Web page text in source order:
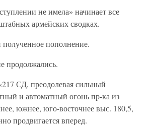
не имела» начинает все
армейских сводках.
пополнение.
продолжались.
СД, преодолевая сильный
и автоматный огонь пр-ка из
южнее, юго-восточнее выс. 180,5,
продвигается вперед.